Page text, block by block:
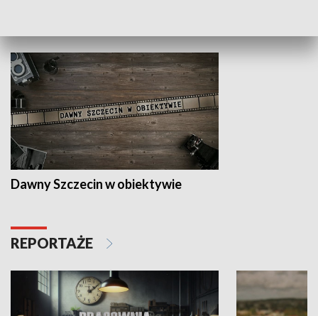
Dawny Szczecin w obiektywie
REPORTAŻE